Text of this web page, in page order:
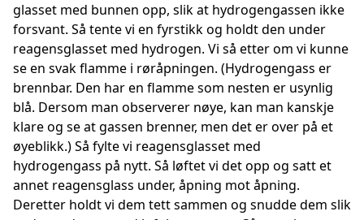
glasset med bunnen opp, slik at hydrogengassen ikke
forsvant. Så tente vi en fyrstikk og holdt den under
reagensglasset med hydrogen. Vi så etter om vi kunne
se en svak flamme i røråpningen. (Hydrogengass er
brennbar. Den har en flamme som nesten er usynlig
blå. Dersom man observerer nøye, kan man kanskje
klare og se at gassen brenner, men det er over på et
øyeblikk.) Så fylte vi reagensglasset med
hydrogengass på nytt. Så løftet vi det opp og satt et
annet reagensglass under, åpning mot åpning.
Deretter holdt vi dem tett sammen og snudde dem slik